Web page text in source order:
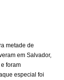
metade de
em Salvador,
foram
especial foi